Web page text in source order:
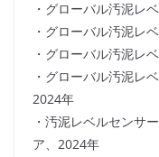
・グローバル汚泥レ
・グローバル汚泥レ
・グローバル汚泥レ
・グローバル汚泥レ
2024年
・汚泥レベルセンサ
ア、2024年